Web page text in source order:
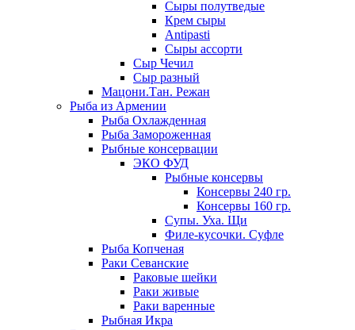
Сыры полутведые
Крем сыры
Antipasti
Сыры ассорти
Сыр Чечил
Сыр разный
Мацони.Тан. Режан
Рыба из Армении
Рыба Охлажденная
Рыба Замороженная
Рыбные консервации
ЭКО ФУД
Рыбные консервы
Консервы 240 гр.
Консервы 160 гр.
Супы. Уха. Щи
Филе-кусочки. Суфле
Рыба Копченая
Раки Севанские
Раковые шейки
Раки живые
Раки варенные
Рыбная Икра